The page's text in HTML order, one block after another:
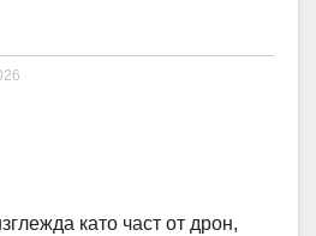
като част от дрон,